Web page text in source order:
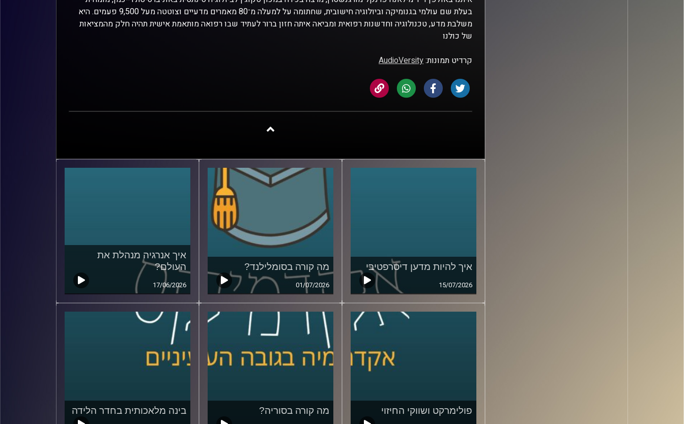
בעלת שם עולמי בגנומיקה וביולוגיה חישובית, שחתומה על למעלה מ־80 מאמרים מדעיים וצוטטה מעל 9,500 פעמים. היא
משלבת מדע, טכנולוגיה וחדשנות רפואית ומביאה איתה חזון ברור לעתיד שבו רפואה מותאמת אישית תהיה חלק מהמציאות
של כולנו
קרדיט תמונות:AudioVersity
איך להיות מדען דיסרפטיבי
15/07/2026
מה קורה בסומלילנד?
01/07/2026
איך אנרגיה מנהלת את
העולם?
17/06/2026
פולימרקט ושווקי החיזוי מה קורה בסוריה? בינה מלאכותית בחדר הלידה